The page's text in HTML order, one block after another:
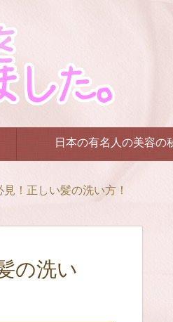
日本の有名人の美容の
！正しい髪の洗い方！
の洗い